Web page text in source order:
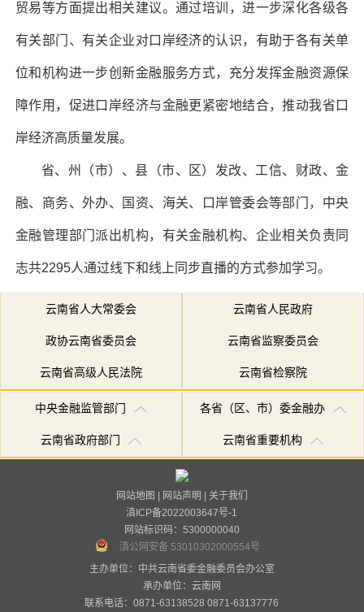
贸易等方面提出相关建议。通过培训，进一步深化各级各
有关部门、有关企业对口岸经济的认识，有助于各有关单
位和机构进一步创新金融服务方式，充分发挥金融资源保
障作用，促进口岸经济与金融更紧密地结合，推动我省口
岸经济高质量发展。
省、州（市）、县（市、区）发改、工信、财政、金
融、商务、外办、国资、海关、口岸管委会等部门，中央
金融管理部门派出机构，有关金融机构、企业相关负责同
志共2295人通过线下和线上同步直播的方式参加学习。
云南省人大常委会 云南省人民政府
政协云南省委员会 云南省监察委员会
云南省高级人民法院 云南省检察院
中央金融监管部门 各省（区、市）委金融办
云南省政府部门 云南省重要机构
网站地图 网站声明
关于我们
滇ICP备2022003647号-1
网站标识码：5300000040
滇公网安备 53010302000554号
主办单位：中共云南省委金融委员会办公室
承办单位： 云南网
联系电话：0871-63138528 0871-63137776